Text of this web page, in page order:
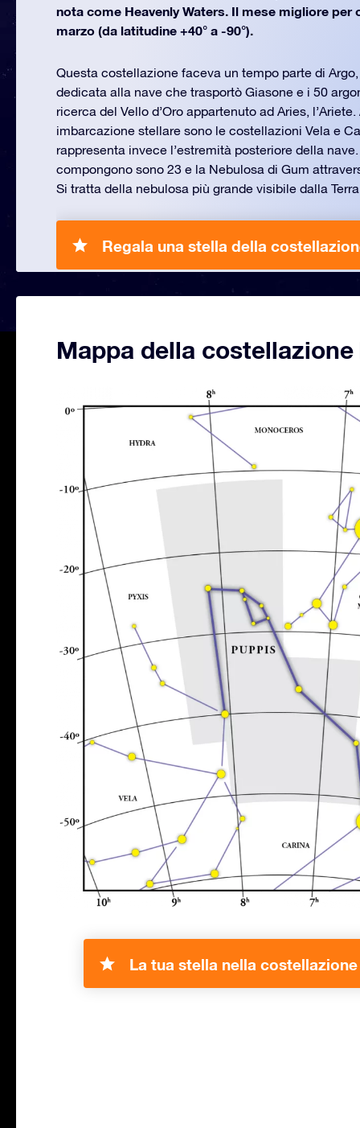
nota come Heavenly Waters. Il mese migliore per
marzo (da latitudine +40° a -90°).
Questa costellazione faceva un tempo parte di
dedicata alla nave che trasportò Giasone e i 50
ricerca del Vello d’Oro appartenuto ad Aries,
imbarcazione stellare sono le costellazioni Vela e
rappresenta invece l’estremità posteriore della
compongono sono 23 e la Nebulosa di Gum
Si tratta della nebulosa più grande visibile dalla
Regala una stella della
Mappa della
La tua stella nella